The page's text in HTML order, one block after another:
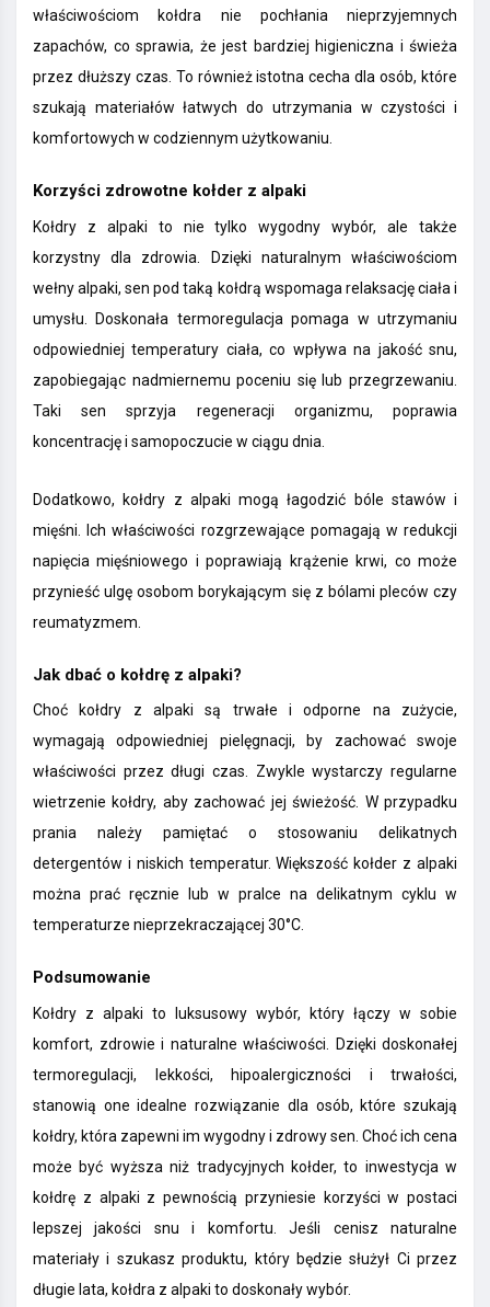
właściwościom kołdra nie pochłania nieprzyjemnych
zapachów, co sprawia, że jest bardziej higieniczna i świeża
przez dłuższy czas. To również istotna cecha dla osób, które
szukają materiałów łatwych do utrzymania w czystości i
komfortowych w codziennym użytkowaniu.
Korzyści zdrowotne kołder z alpaki
Kołdry z alpaki to nie tylko wygodny wybór, ale także
korzystny dla zdrowia. Dzięki naturalnym właściwościom
wełny alpaki, sen pod taką kołdrą wspomaga relaksację ciała i
umysłu. Doskonała termoregulacja pomaga w utrzymaniu
odpowiedniej temperatury ciała, co wpływa na jakość snu,
zapobiegając nadmiernemu poceniu się lub przegrzewaniu.
Taki sen sprzyja regeneracji organizmu, poprawia
koncentrację i samopoczucie w ciągu dnia.
Dodatkowo, kołdry z alpaki mogą łagodzić bóle stawów i
mięśni. Ich właściwości rozgrzewające pomagają w redukcji
napięcia mięśniowego i poprawiają krążenie krwi, co może
przynieść ulgę osobom borykającym się z bólami pleców czy
reumatyzmem.
Jak dbać o kołdrę z alpaki?
Choć kołdry z alpaki są trwałe i odporne na zużycie,
wymagają odpowiedniej pielęgnacji, by zachować swoje
właściwości przez długi czas. Zwykle wystarczy regularne
wietrzenie kołdry, aby zachować jej świeżość. W przypadku
prania należy pamiętać o stosowaniu delikatnych
detergentów i niskich temperatur. Większość kołder z alpaki
można prać ręcznie lub w pralce na delikatnym cyklu w
temperaturze nieprzekraczającej 30°C.
Podsumowanie
Kołdry z alpaki to luksusowy wybór, który łączy w sobie
komfort, zdrowie i naturalne właściwości. Dzięki doskonałej
termoregulacji, lekkości, hipoalergiczności i trwałości,
stanowią one idealne rozwiązanie dla osób, które szukają
kołdry, która zapewni im wygodny i zdrowy sen. Choć ich cena
może być wyższa niż tradycyjnych kołder, to inwestycja w
kołdrę z alpaki z pewnością przyniesie korzyści w postaci
lepszej jakości snu i komfortu. Jeśli cenisz naturalne
materiały i szukasz produktu, który będzie służył Ci przez
długie lata, kołdra z alpaki to doskonały wybór.